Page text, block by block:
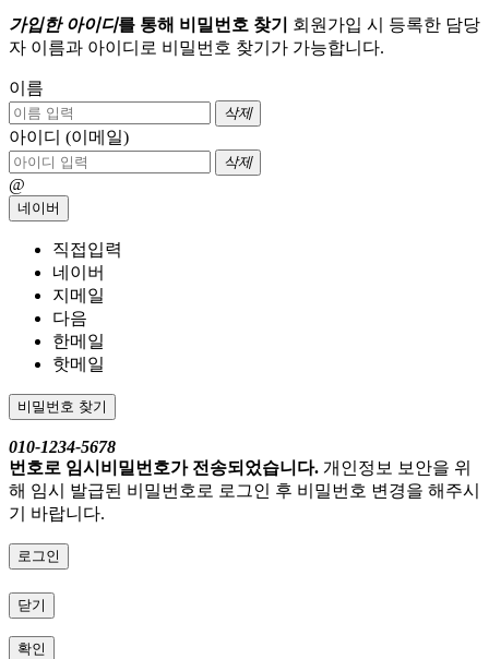
가입한 아이디를 통해 비밀번호 찾기
회원가입 시 등록한 담당
자 이름과 아이디로 비밀번호 찾기가 가능합니다.
이름
삭제
아이디 (이메일)
삭제
@
네이버
직접입력
네이버
지메일
다음
한메일
핫메일
비밀번호 찾기
010-1234-5678
번호로 임시비밀번호가 전송되었습니다. 개인정보 보안을 위
해 임시 발급된 비밀번호로 로그인 후 비밀번호 변경을 해주시
기 바랍니다.
로그인
닫기
확인